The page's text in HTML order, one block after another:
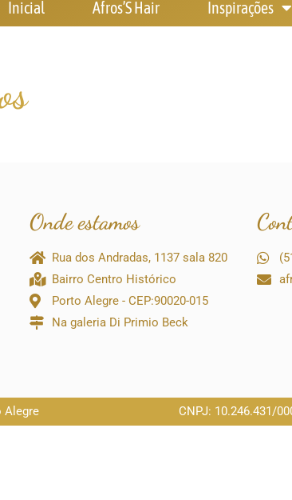
Inicial Afros’S Hair Inspirações
Onde estamos
Rua dos Andradas, 1137 sala 820
Bairro Centro Histórico
Porto Alegre - CEP:90020-015
Na galeria Di Primio Beck
Alegre CNPJ: 10.246.431/